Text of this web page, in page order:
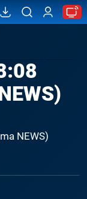
NEWS)